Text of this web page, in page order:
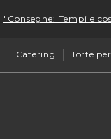
"Consegne: Tempi e
Catering Torte